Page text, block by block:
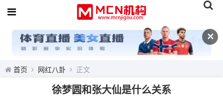
✕
首页 网红八卦 正文
徐梦圆和张大仙是什么关系